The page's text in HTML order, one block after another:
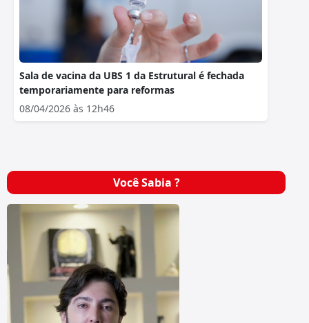
Sala de vacina da UBS 1 da Estrutural é fechada
temporariamente para reformas
08/04/2026 às 12h46
Você Sabia ?